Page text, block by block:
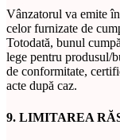
Vânzatorul va emite
celor furnizate de
Totodată, bunul
lege pentru produsul/
de conformitate,
acte după caz.
9. LIMITAREA